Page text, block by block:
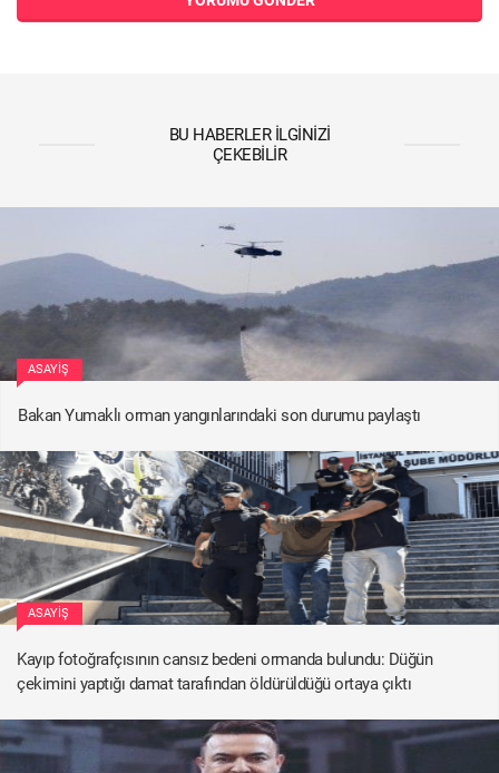
BU HABERLER İLGINIZI
ÇEKEBILIR
ASAYIŞ
Bakan Yumaklı orman yangınlarındaki son durumu paylaştı
ASAYIŞ
Kayıp fotoğrafçısının cansız bedeni ormanda bulundu: Düğün
çekimini yaptığı damat tarafından öldürüldüğü ortaya çıktı